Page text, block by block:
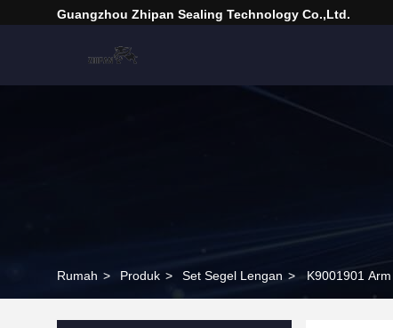
Guangzhou Zhipan Sealing Technology Co.,Ltd.
Rumah > Produk > Set Segel Lengan > K9001901